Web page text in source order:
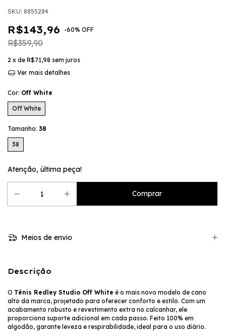
SKU: 8855284
R$143,96 -60% OFF
R$359,90
2 x de R$71,98 sem juros
Ver mais detalhes
Cor: Off White
Off White
Tamanho: 38
38
Atenção, última peça!
Meios de envio
Descrição
O Tênis Redley Studio Off White é o mais novo modelo de cano
alto da marca, projetado para oferecer conforto e estilo. Com um
acabamento robusto e revestimento extra no calcanhar, ele
proporciona suporte adicional em cada passo. Feito 100% em
algodão, garante leveza e respirabilidade, ideal para o uso diário.